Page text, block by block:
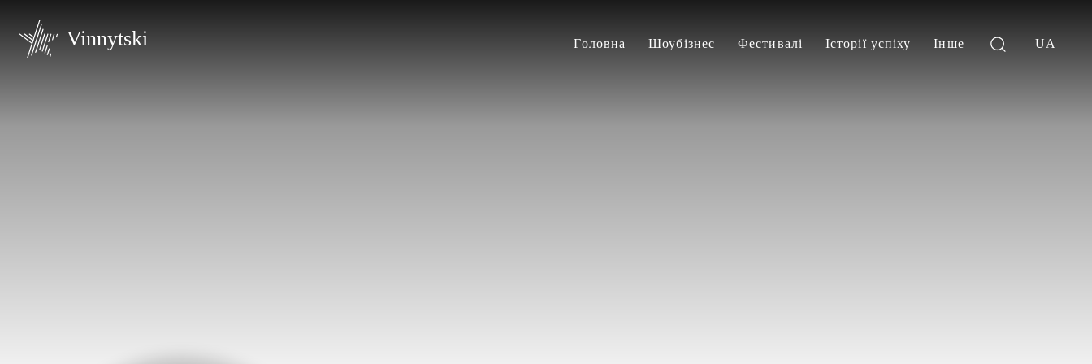
Vinnytski Головна Шоубізнес Фестивалі Історії успіху Інше UA